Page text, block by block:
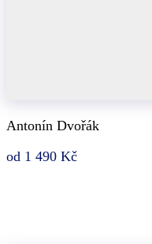
Antonín Dvořák
od 1 490 Kč